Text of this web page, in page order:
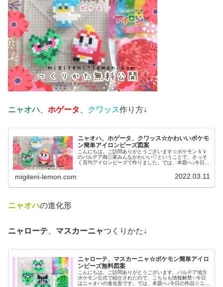
ニャオハ ホゲータ クワッス作り方↓
ニャオハ、ホゲータ、クワッス☆かわいいポケモ
ン簡単アイロンビーズ図案
こんにちは。ご訪問ありがとうございます☆ポケモンＳＶ
のパルデア御三家みんなかわいい♡ということで、さっそ
く百均アイロンビーズで作りました。では、本題へ↓今日の
migiteni-lemon.com 2022.03.11
ニャオハの進化形
ニャローテ マスカーニャつくりかた↓
ニャローテ、マスカーニャ☆ポケモン簡単アイロ
ンビーズ無料図案
こんにちは。ご訪問ありがとうございます。パルデア地方
ポケモン公式で紹介されたので、こちらも情報解禁✨今日
はニャオハの進化形です。では、本題へ↓今日の作品☆ニャ